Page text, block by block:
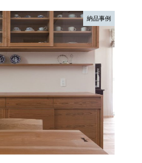
納品事例